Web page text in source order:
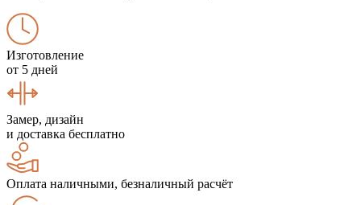
Изготовление
от 5 дней
Замер, дизайн
и доставка бесплатно
Оплата наличными, безналичный расчёт